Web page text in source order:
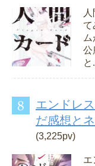
て
公
と
エンドレ
だ感想と
(3,225pv)
エ